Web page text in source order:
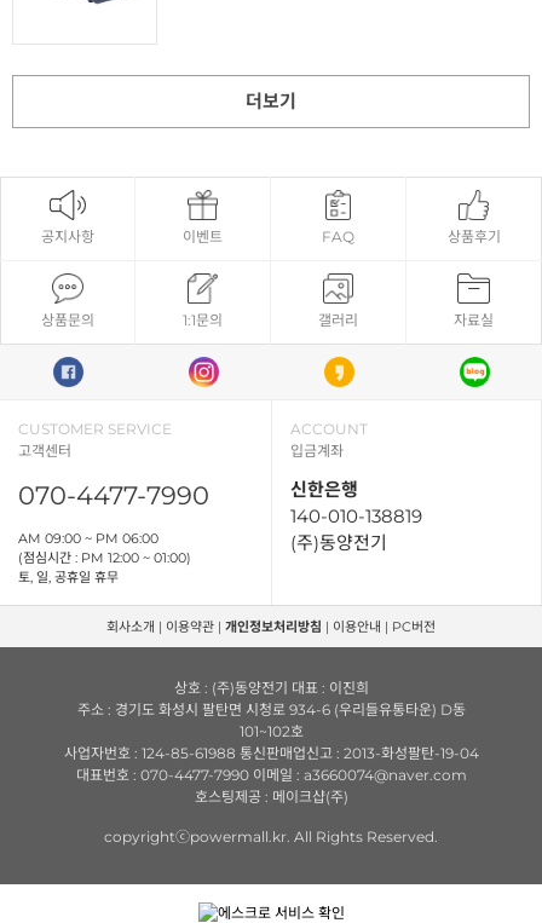
더보기
공지사항 이벤트 FAQ 상품후기
상품문의 1:1문의 갤러리 자료실
CUSTOMER SERVICE
고객센터
070-4477-7990
AM 09:00 ~ PM 06:00
(점심시간 : PM 12:00 ~ 01:00)
토, 일, 공휴일 휴무
ACCOUNT
입금계좌
신한은행
140-010-138819
(주)동양전기
회사소개 | 이용약관 | 개인정보처리방침 | 이용안내 | PC버전
상호 : (주)동양전기 대표 : 이진희
주소 : 경기도 화성시 팔탄면 시청로 934-6 (우리들유통타운) D동
101~102호
사업자번호 : 124-85-61988 통신판매업신고 : 2013-화성팔탄-19-04
대표번호 : 070-4477-7990 이메일 : a3660074@naver.com
호스팅제공 : 메이크샵(주)
copyrightⓒpowermall.kr. All Rights Reserved.